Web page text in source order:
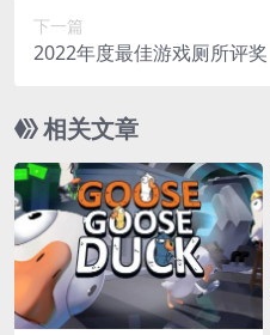
下一篇
2022年度最佳游戏厕所评
相关文章